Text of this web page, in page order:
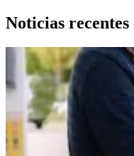
Noticias recentes